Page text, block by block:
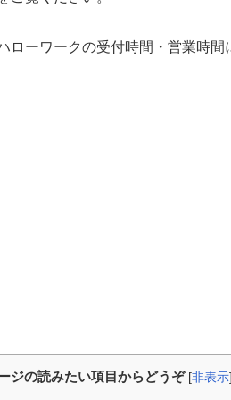
ローワークの受付時間・営業時間
ジの読みたい項目からどうぞ [非表示]